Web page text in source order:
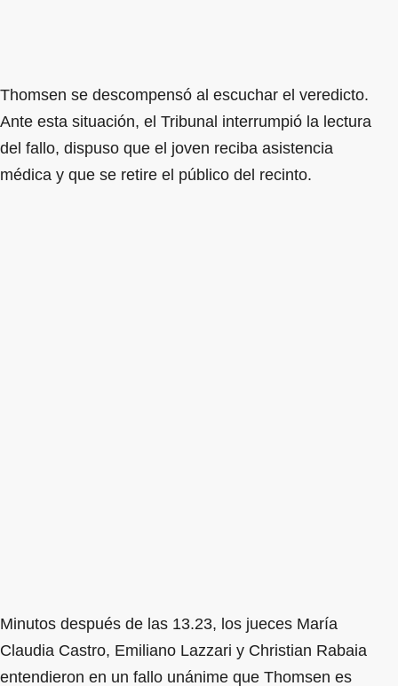
Thomsen se descompensó al escuchar el veredicto.
Ante esta situación, el Tribunal interrumpió la lectura
del fallo, dispuso que el joven reciba asistencia
médica y que se retire el público del recinto.
Minutos después de las 13.23, los jueces María
Claudia Castro, Emiliano Lazzari y Christian Rabaia
entendieron en un fallo unánime que Thomsen es